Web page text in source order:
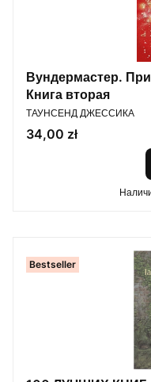
Вундермастер.
Книга вторая
ПРОИЗВОДИТЕЛЬ
ТАУНСЕНД ДЖЕССИКА
Цена
34,00 zł
Bestseller